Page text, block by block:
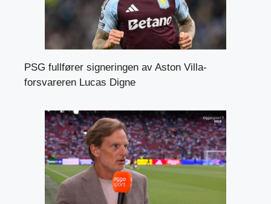
PSG fullfører signeringen av Aston Villa-
forsvareren Lucas Digne